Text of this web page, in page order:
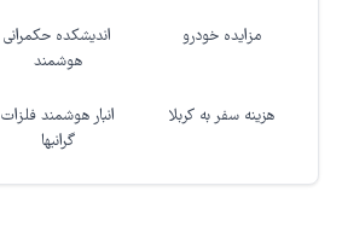
مزایده خودرو
اندیشکده حکمرانی
هوشمند
هزینه سفر به کربلا
انبار هوشمند فلزات
گرانبها